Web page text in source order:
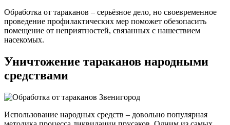
Обработка от тараканов – серьёзное дело, но своевременное
проведение профилактических мер поможет обезопасить
помещение от неприятностей, связанных с нашествием
насекомых.
Уничтожение тараканов народными
средствами
Использование народных средств – довольно популярная